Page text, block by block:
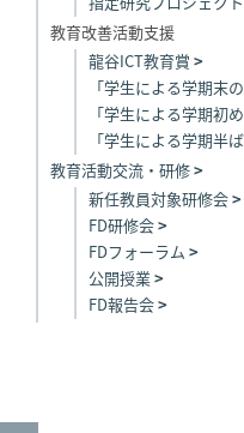
教育改善活動支援
龍谷ICT教育賞
「学生による学期末
「学生による学期初
「学生による学期半
教育活動交流・研修
新任教員対象研修会
FD研修会
FDフォーラム
公開授業
FD報告会